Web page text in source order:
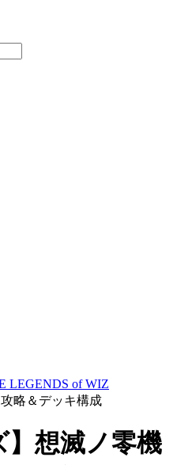
LEGENDS of WIZ
略＆デッキ構成
】想滅ノ零機